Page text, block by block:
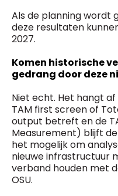
Als de planning wordt
deze resultaten
2027.
Komen historische
gedrang door deze
Niet echt. Het hangt
TAM first screen of
output betreft en de
Measurement) blijft
het mogelijk om
nieuwe infrastructuur
verband houden met
OSU.